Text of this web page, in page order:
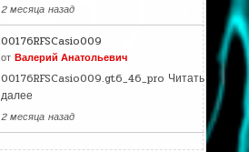
2 месяца назад
00176RFSCasio009
от Валерий Анатольевич
00176RFSCasio009.gt6_46_pro Читать
далее
2 месяца назад